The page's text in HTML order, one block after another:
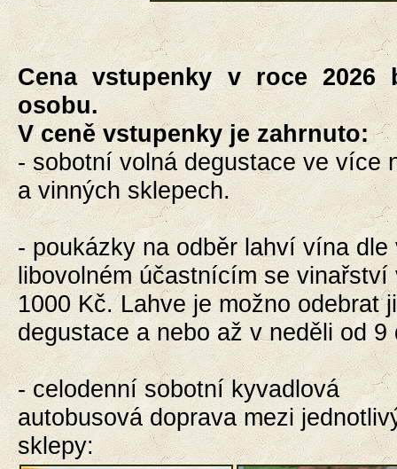
Cena vstupenky v roce
osobu.
V ceně vstupenky je zahrnuto:
- sobotní volná degustace ve více
a vinných sklepech.
- poukázky na odběr lahví vína
libovolném účastnícím se vinařství
1000 Kč. Lahve je možno odebrat
degustace a nebo až v neděli od 9
- celodenní sobotní kyvadlová
autobusovádopravamezi
sklepy: